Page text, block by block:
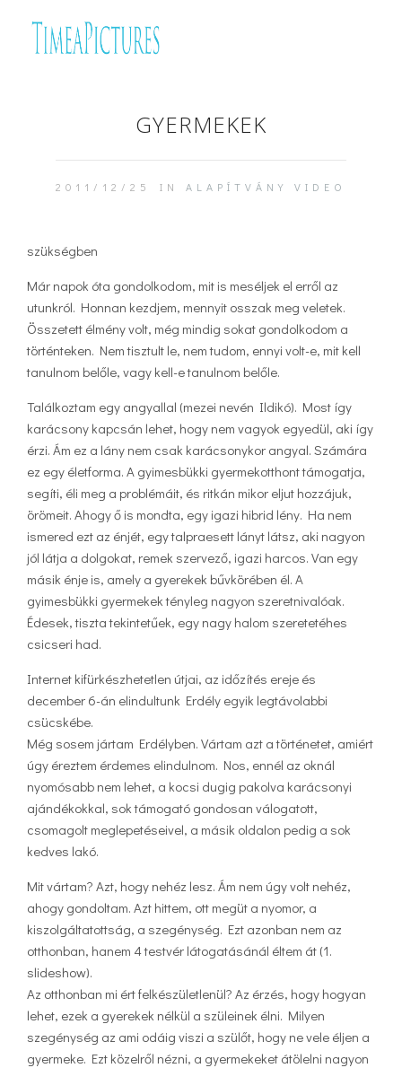
GYERMEKEK
2011/12/25 IN ALAPÍTVÁNY VIDEO
szükségben
Már napok óta gondolkodom, mit is meséljek el erről az
utunkról. Honnan kezdjem, mennyit osszak meg veletek.
Összetett élmény volt, még mindig sokat gondolkodom a
történteken. Nem tisztult le, nem tudom, ennyi volt-e, mit kell
tanulnom belőle, vagy kell-e tanulnom belőle.
Találkoztam egy angyallal (mezei nevén Ildikó). Most így
karácsony kapcsán lehet, hogy nem vagyok egyedül, aki így
érzi. Ám ez a lány nem csak karácsonykor angyal. Számára
ez egy életforma. A gyimesbükki gyermekotthont támogatja,
segíti, éli meg a problémáit, és ritkán mikor eljut hozzájuk,
örömeit. Ahogy ő is mondta, egy igazi hibrid lény. Ha nem
ismered ezt az énjét, egy talpraesett lányt látsz, aki nagyon
jól látja a dolgokat, remek szervező, igazi harcos. Van egy
másik énje is, amely a gyerekek bűvkörében él. A
gyimesbükki gyermekek tényleg nagyon szeretnivalóak.
Édesek, tiszta tekintetűek, egy nagy halom szeretetéhes
csicseri had.
Internet kifürkészhetetlen útjai, az időzítés ereje és
december 6-án elindultunk Erdély egyik legtávolabbi
csücskébe.
Még sosem jártam Erdélyben. Vártam azt a történetet, amiért
úgy éreztem érdemes elindulnom. Nos, ennél az oknál
nyomósabb nem lehet, a kocsi dugig pakolva karácsonyi
ajándékokkal, sok támogató gondosan válogatott,
csomagolt meglepetéseivel, a másik oldalon pedig a sok
kedves lakó.
Mit vártam? Azt, hogy nehéz lesz. Ám nem úgy volt nehéz,
ahogy gondoltam. Azt hittem, ott megüt a nyomor, a
kiszolgáltatottság, a szegénység. Ezt azonban nem az
otthonban, hanem 4 testvér látogatásánál éltem át (1.
slideshow).
Az otthonban mi ért felkészületlenül? Az érzés, hogy hogyan
lehet, ezek a gyerekek nélkül a szüleinek élni. Milyen
szegénység az ami odáig viszi a szülőt, hogy ne vele éljen a
gyermeke. Ezt közelről nézni, a gyermekeket átölelni nagyon